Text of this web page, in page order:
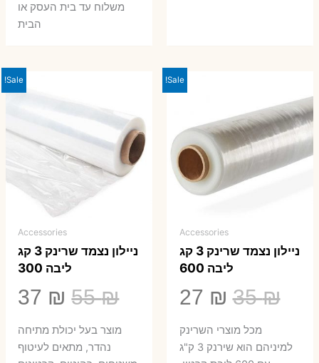
משלוח עד בית העסק או
הבית
Sale!
Accessories
ניילון נצמד שרינק 3 קג
ליבה 600
35₪
המחיר
המקורי
היה:
27 ₪
הנוכחי
הוא:
מכל מוצרי השרינק
למיניהם הוא שירנק 3 ק"ג
Sale!
Accessories
ניילון נצמד שרינק 3 קג
ליבה 300
55₪
המחיר
המקורי
היה:
37 ₪
מוצר בעל יכולת מתיחה
נהדר, מתאים לעיטוף